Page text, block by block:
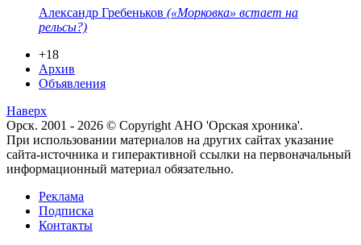
Александр Гребеньков («Морковка» встает на
рельсы?)
+18
Архив
Объявления
Наверх
Орск. 2001 - 2026 © Copyright АНО 'Орская хроника'.
При использовании материалов на других сайтах указание
сайта-источника и гиперактивной ссылки на первоначальный
информационный материал обязательно.
Реклама
Подписка
Контакты